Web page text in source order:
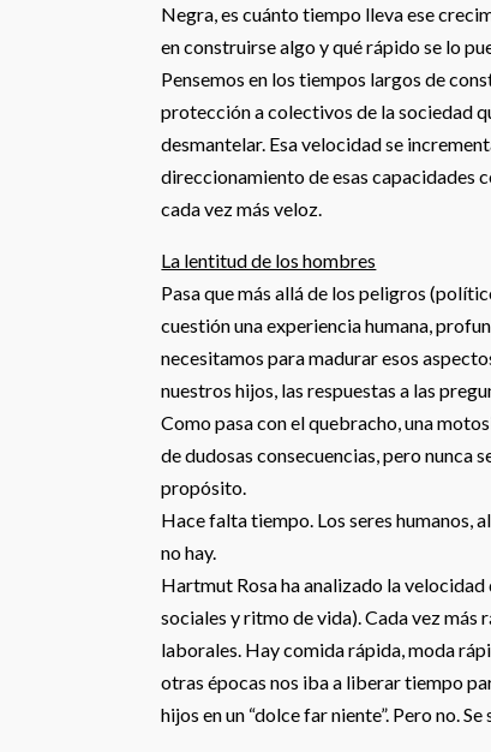
Negra, es cuánto tiempo lleva ese
en construirse algo y qué rápido se lo
Pensemos en los tiempos largos de
protección a colectivos de la sociedad
desmantelar. Esa velocidad se
direccionamiento de esas capacidades
cada vez más veloz.
La lentitud de los hombres
Pasa que más allá de los peligros
cuestión una experiencia humana,
necesitamos para madurar esos
nuestros hijos, las respuestas a las
Como pasa con el quebracho, una
de dudosas consecuencias, pero nunca
propósito.
Hace falta tiempo. Los seres humanos,
no hay.
Hartmut Rosa ha analizado la
sociales y ritmo de vida). Cada vez
laborales. Hay comida rápida, moda
otras épocas nos iba a liberar tiempo
hijos en un “dolce far niente”. Pero no.